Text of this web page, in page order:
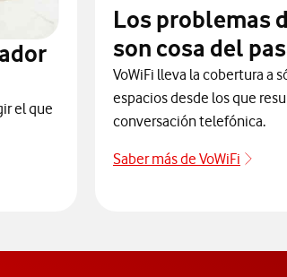
el que
Los problemas
son cosa del
VoWiFi lleva la cobertura a
espacios desde los que
conversación telefónica.
Saber más de VoWiFi